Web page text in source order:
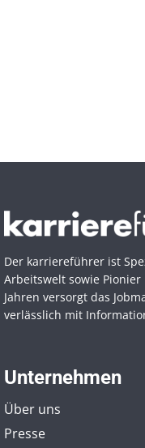
Der karriereführer ist
Arbeitswelt sowie
Jahren versorgt das
verlässlich mit
Unternehmen
Über uns
Presse